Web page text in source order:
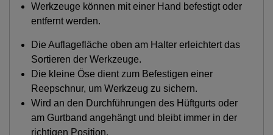
Werkzeuge können mit einer Hand befestigt oder
entfernt werden.
Die Auflagefläche oben am Halter erleichtert das
Sortieren der Werkzeuge.
Die kleine Öse dient zum Befestigen einer
Reepschnur, um Werkzeug zu sichern.
Wird an den Durchführungen des Hüftgurts oder
am Gurtband angehängt und bleibt immer in der
richtigen Position.